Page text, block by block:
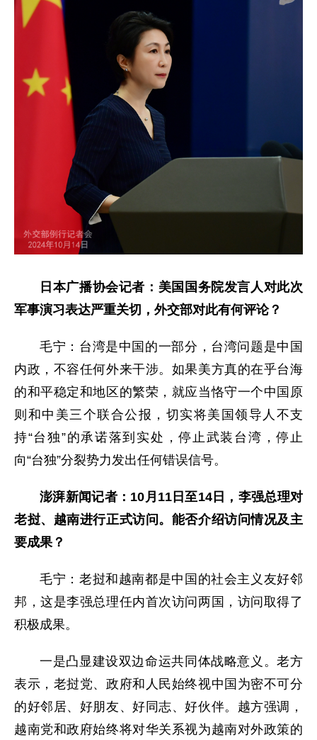
日本广播协会记者：美国国务院发言人对此次
军事演习表达严重关切，外交部对此有何评论？
毛宁：台湾是中国的一部分，台湾问题是中国
内政，不容任何外来干涉。如果美方真的在乎台海
的和平稳定和地区的繁荣，就应当恪守一个中国原
则和中美三个联合公报，切实将美国领导人不支
持“台独”的承诺落到实处，停止武装台湾，停止
向“台独”分裂势力发出任何错误信号。
澎湃新闻记者：10月11日至14日，李强总理对
老挝、越南进行正式访问。能否介绍访问情况及主
要成果？
毛宁：老挝和越南都是中国的社会主义友好邻
邦，这是李强总理任内首次访问两国，访问取得了
积极成果。
一是凸显建设双边命运共同体战略意义。老方
表示，老挝党、政府和人民始终视中国为密不可分
的好邻居、好朋友、好同志、好伙伴。越方强调，
越南党和政府始终将对华关系视为越南对外政策的